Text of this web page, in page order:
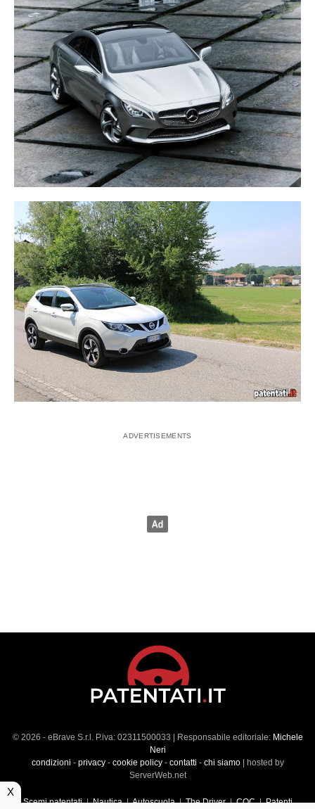
© 2026 - eBrave S.r.l. P.iva: 02311500033 | Responsabile editoriale: Michele
Neri
condizioni - privacy- cookie policy- contatti - chi siamo| hosted by
ServerWeb.net
Scemi patentati|Nautica|Autoscuola|The Driver|CQC|Patenti
X